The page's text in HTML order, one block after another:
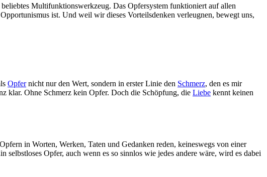
Multifunktionswerkzeug. Das Opfersystem funktioniert auf allen
ist. Und weil wir dieses Vorteilsdenken verleugnen, bewegt uns,
Opfernicht nur den Wert, sondern in erster Linie den Schmerz, den es mir
klar. Ohne Schmerz kein Opfer. Doch die Schöpfung, die Liebe kennt keinen
in Worten, Werken, Taten und Gedanken reden, keineswegs von einer
Opfer, auch wenn es so sinnlos wie jedes andere wäre, wird es dabei